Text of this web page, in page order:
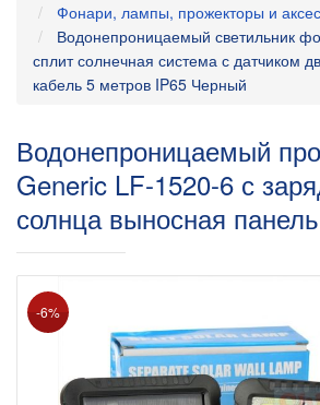
Фонари, лампы, прожекторы и
Водонепроницаемый светильник
сплит солнечная система с датчиком
кабель 5 метров IP65 Черный
Водонепроницаемый
Generic LF-1520-6 с
солнца выносная панель
-6%